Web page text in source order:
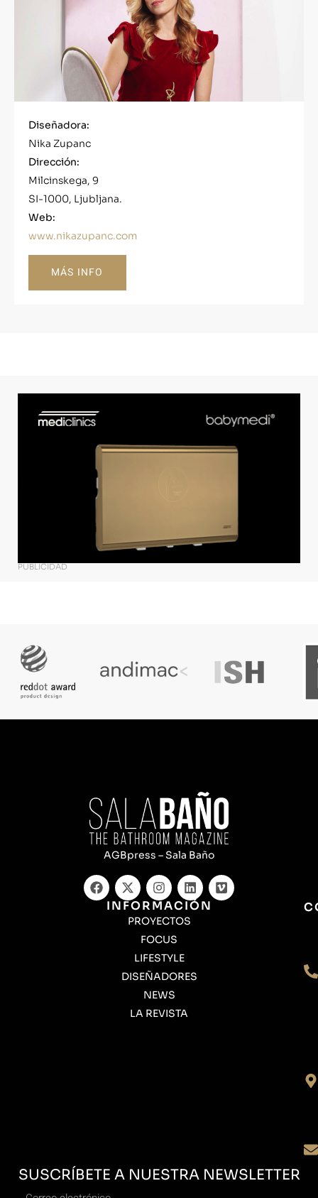
Diseñadora:
Nika Zupanc
Dirección:
Milcinskega, 9
SI-1000, Ljubljana.
Web:
www.nikazupanc.com
MÁS INFO
PUBLICIDAD
AGBpress – Sala Baño
INFORMACIÓN
PROYECTOS
FOCUS
LIFESTYLE
DISEÑADORES
NEWS
LA REVISTA
SUSCRÍBETE A NUESTRA NEWSLETTER